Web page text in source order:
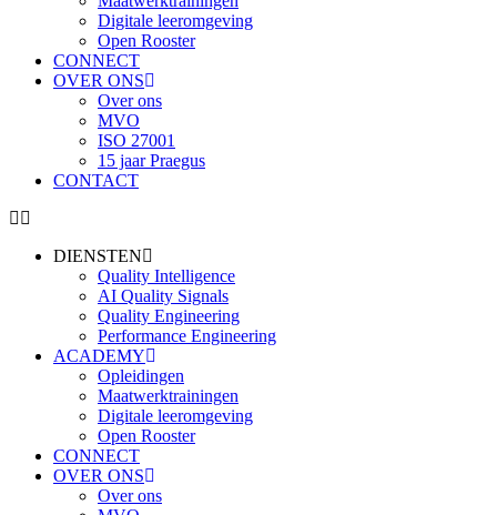
Digitale leeromgeving
Open Rooster
CONNECT
OVER ONS
Over ons
MVO
ISO 27001
15 jaar Praegus
CONTACT
DIENSTEN
Quality Intelligence
AI Quality Signals
Quality Engineering
Performance Engineering
ACADEMY
Opleidingen
Maatwerktrainingen
Digitale leeromgeving
Open Rooster
CONNECT
OVER ONS
Over ons